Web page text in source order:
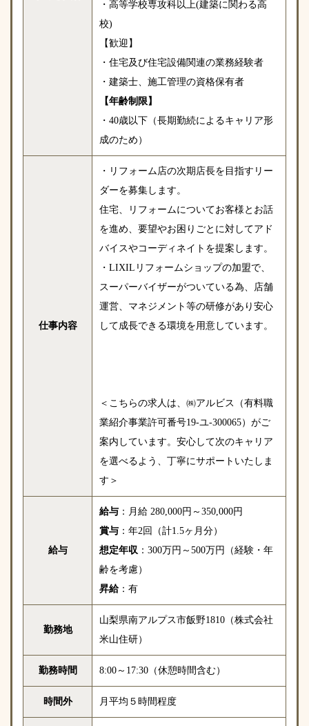
・高等学校専攻科以上(建築に関わる高
校)
【歓迎】
・住宅及び住宅設備関連の業務経験者
・建築士、施工管理の資格保有者
【年齢制限】
・40歳以下（長期勤続によるキャリア形
成のため）
仕事内容
・リフォーム店の次期店長を目指すリー
ダーを募集します。
住宅、リフォームについてお客様とお話
を進め、要望やお困りごとに対してアド
バイスやコーディネイトを提案します。
・LIXILリフォームショップの加盟で、
スーパーバイザーがついている為、店舗
運営、マネジメント等の研修があり安心
して成長できる環境を用意しています。
＜こちらの求人は、㈱アルビス（有料職
業紹介事業許可番号19-ユ-300065）がご
案内しています。安心して次のキャリア
を選べるよう、丁寧にサポートいたしま
す＞
給与
給与 ：月給 280,000円～350,000円
賞与 ：年2回（計1.5ヶ月分）
想定年収 ：300万円～500万円（経験・年
齢を考慮）
昇給：有
勤務地
山梨県南アルプス市飯野1810（株式会社
米山住研）
勤務時間 8:00～17:30（休憩時間含む）
時間外 月平均５時間程度